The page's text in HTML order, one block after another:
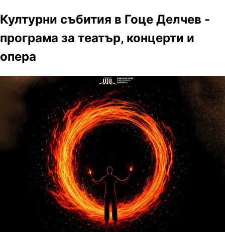
Културни събития в Гоце Делчев -
програма за театър, концерти и
опера